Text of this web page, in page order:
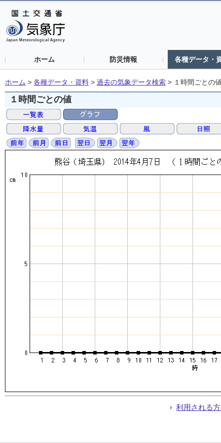
ホーム 防災情報 各種データ・
ホーム > 各種データ・資料 > 過去の気象データ検索 > １時間ごとの
１時間ごとの値
利用される